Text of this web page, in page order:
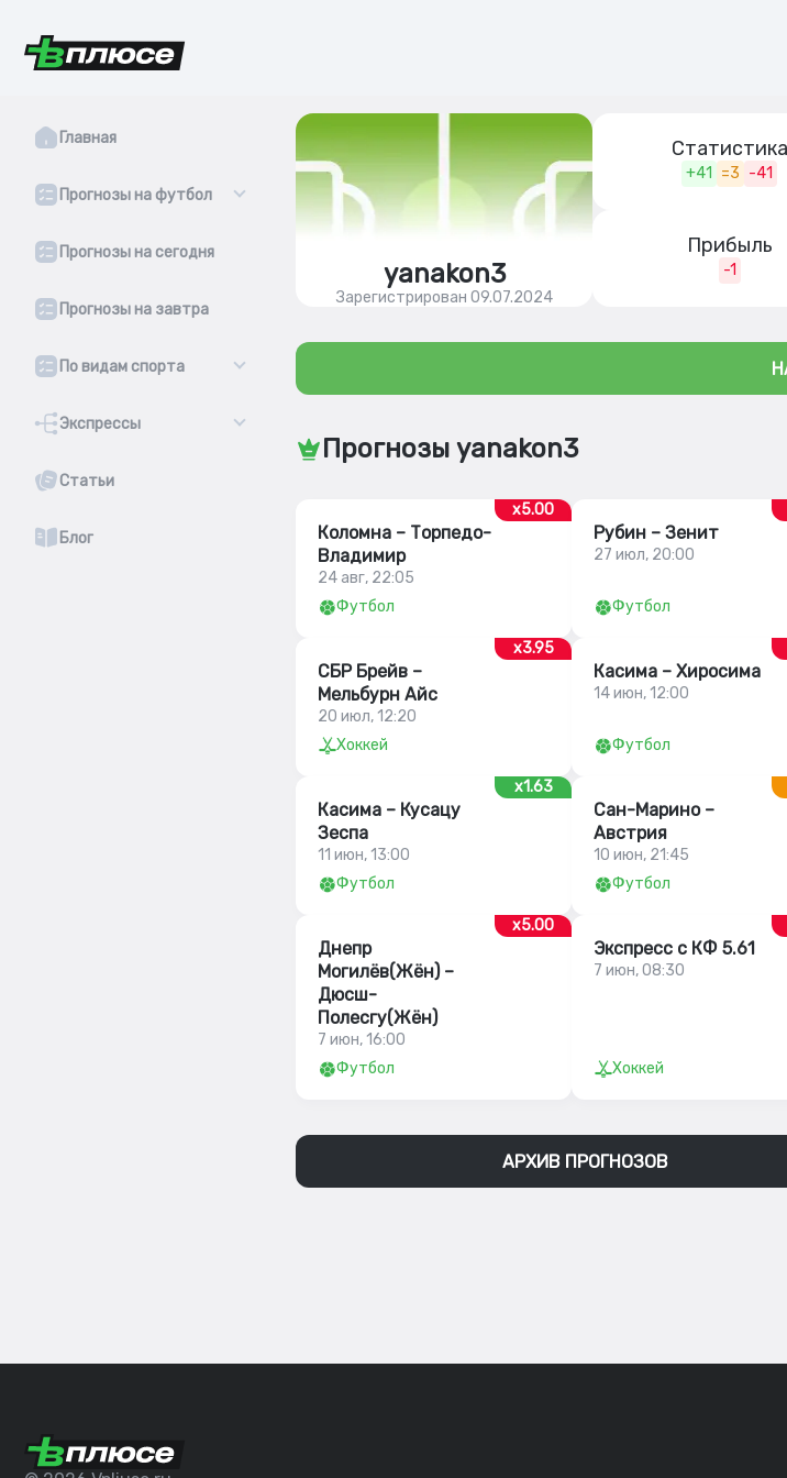
Главная
Прогнозы на футбол
Прогнозы на сегодня
Прогнозы на завтра
По видам спорта
Экспрессы
Статьи
Блог
yanakon3
Зарегистрирован 09.07.2024
Статистика
+41 =3 -41
Прибыль
-1
Прогнозы yanakon3
x5.00
Коломна – Торпедо-
Владимир
24 авг, 22:05
Футбол
Рубин – Зенит
27 июл, 20:00
Футбол
x3.95
СБР Брейв –
Мельбурн Айс
20 июл, 12:20
Хоккей
Касима – Хиросима
14 июн, 12:00
Футбол
x1.63
Касима – Кусацу
Зеспа
11 июн, 13:00
Футбол
Сан-Марино –
Австрия
10 июн, 21:45
Футбол
x5.00
Днепр
Могилёв(Жён) –
Дюсш-
Полесгу(Жён)
7 июн, 16:00
Футбол
Экспресс с КФ 5.61
7 июн, 08:30
Хоккей
АРХИВ ПРОГНОЗОВ